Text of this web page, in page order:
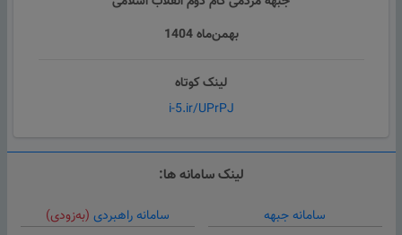
بهمن‌ماه 1404
لینک کوتاه
i-5.ir/UPrPJ
لینک سامانه ها:
سامانه جبهه
سامانه راهبردی (به‌زودی)